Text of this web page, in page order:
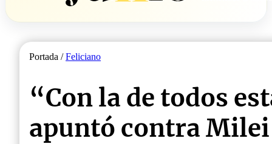
Portada /Feliciano
“Con la de todos
apuntó contra